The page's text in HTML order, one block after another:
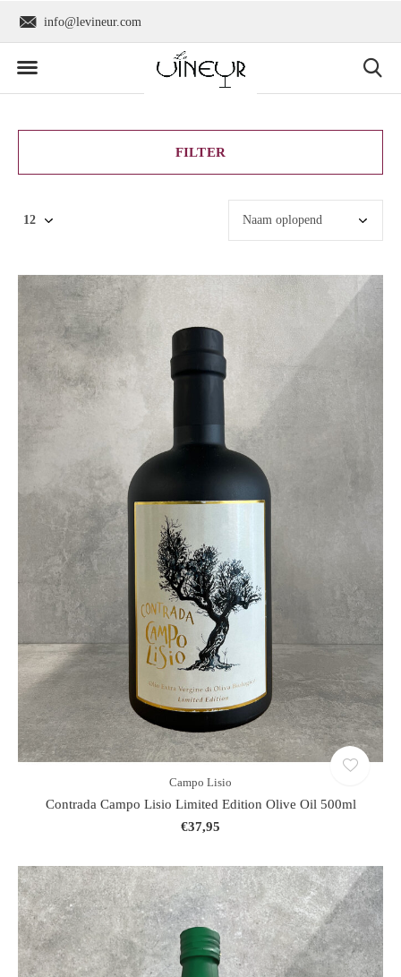
Wereldwijde verzending
FILTER
Campo Lisio
Contrada Campo Lisio Limited Edition Olive Oil 500ml
€37,95